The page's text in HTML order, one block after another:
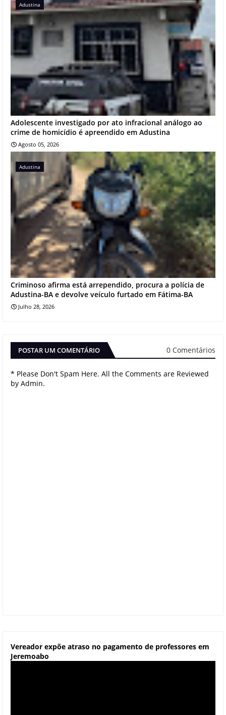
Adustina
Adolescente investigado por ato infracional análogo ao
crime de homicídio é apreendido em Adustina
Agosto 05, 2026
Adustina
Criminoso afirma está arrependido, procura a polícia de
Adustina-BA e devolve veículo furtado em Fátima-BA
Julho 28, 2026
POSTAR UM COMENTÁRIO 0 Comentários
* Please Don't Spam Here. All the Comments are Reviewed
by Admin.
Vereador expõe atraso no pagamento de professores em
Jeremoabo